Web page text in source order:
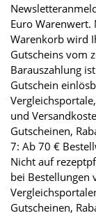
Euro Warenwert.
Warenkorb wird
Gutscheins vom
Barauszahlung
Gutschein
und
Gutscheinen,
7: Ab 70 €
Nicht auf
bei Bestellungen
Gutscheinen,